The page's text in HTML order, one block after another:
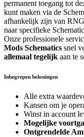
permanent toegang tot
kunt maken via de
afhankelijk zijn van
naar specifieke
Onze professionele
Mods Schematics snel
allemaal tegelijk aan te
Inbegrepen beloningen
Alle extra
Kansen om je
Winst in account
Mogelijke
Ontgrendelde